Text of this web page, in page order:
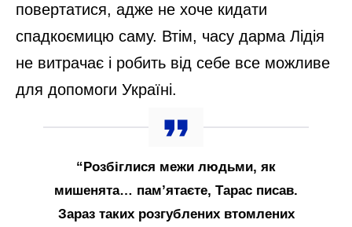
повертатися, адже не хоче кидати
спадкоємицю саму. Втім, часу дарма Лідія
не витрачає і робить від себе все можливе
для допомоги Україні.
“Розбіглися межи людьми, як
мишенята… пам’ятаєте, Тарас писав.
Зараз таких розгублених втомлених